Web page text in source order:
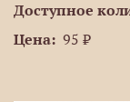
Доступное
Цена: 95 ₽